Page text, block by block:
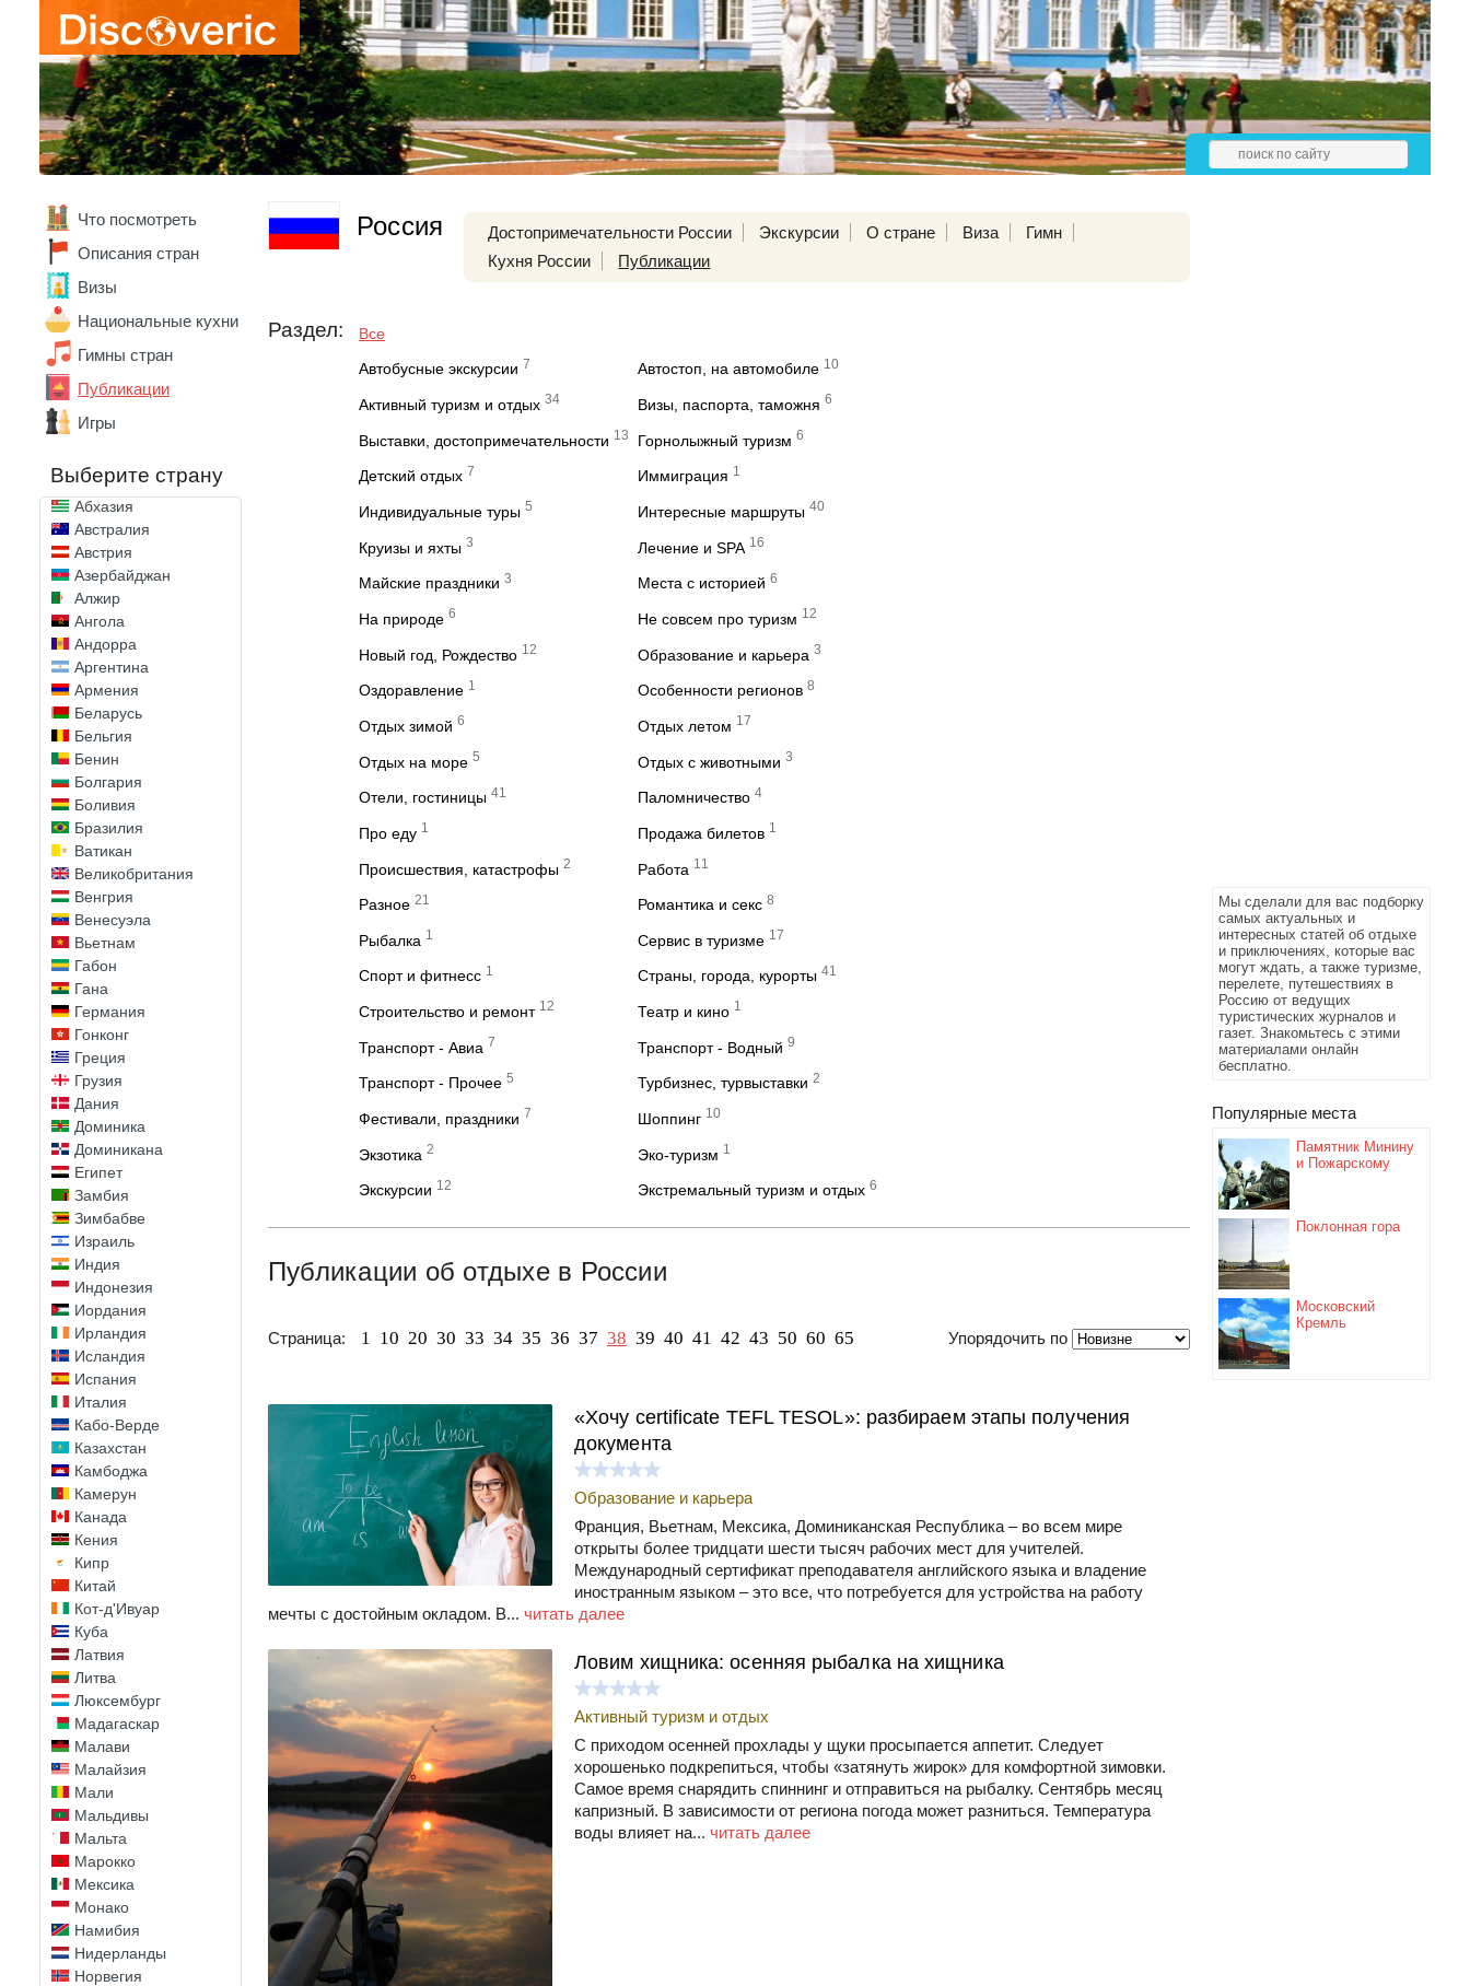
Что посмотреть
Описания стран
Визы
Национальные кухни
Гимны стран
Публикации
Игры
Выберите страну
Абхазия
Австралия
Австрия
Азербайджан
Алжир
Ангола
Андорра
Аргентина
Армения
Беларусь
Бельгия
Бенин
Болгария
Боливия
Бразилия
Ватикан
Великобритания
Венгрия
Венесуэла
Вьетнам
Габон
Гана
Германия
Гонконг
Греция
Грузия
Дания
Доминика
Доминикана
Египет
Замбия
Зимбабве
Израиль
Индия
Индонезия
Иордания
Ирландия
Исландия
Испания
Италия
Кабо-Верде
Казахстан
Камбоджа
Камерун
Канада
Кения
Кипр
Китай
Кот-д'Ивуар
Куба
Латвия
Литва
Люксембург
Мадагаскар
Малави
Малайзия
Мали
Мальдивы
Мальта
Марокко
Мексика
Монако
Намибия
Нидерланды
Норвегия
Мы сделали для вас подборку
самых актуальных и
интересных статей об отдыхе
и приключениях, которые вас
могут ждать, а также туризме,
перелете, путешествиях в
Россию от ведущих
туристических журналов и
газет. Знакомьтесь с этими
материалами онлайн
бесплатно.
Популярные места
Памятник Минину
и Пожарскому
Поклонная гора
Московский
Кремль
Россия Достопримечательности России Экскурсии О стране Виза
Гимн
Кухня России
Публикации
Раздел: Все
Автобусные экскурсии 7 Автостоп, на автомобиле 10
Активный туризм и отдых 34 Визы, паспорта, таможня 6
Выставки, достопримечательности 13 Горнолыжный туризм 6
Детский отдых 7 Иммиграция 1
Индивидуальные туры 5 Интересные маршруты 40
Круизы и яхты 3 Лечение и SPA 16
Майские праздники 3 Места с историей 6
На природе 6 Не совсем про туризм 12
Новый год, Рождество 12 Образование и карьера 3
Оздоравление 1 Особенности регионов 8
Отдых зимой 6 Отдых летом 17
Отдых на море 5 Отдых с животными 3
Отели, гостиницы 41 Паломничество 4
Про еду 1 Продажа билетов 1
Происшествия, катастрофы 2 Работа 11
Разное 21 Романтика и секс 8
Рыбалка 1 Сервис в туризме 17
Спорт и фитнесс 1 Страны, города, курорты 41
Строительство и ремонт 12 Театр и кино 1
Транспорт - Авиа 7 Транспорт - Водный 9
Транспорт - Прочее 5 Турбизнес, турвыставки 2
Фестивали, праздники 7 Шоппинг 10
Экзотика 2 Эко-туризм 1
Экскурсии 12 Экстремальный туризм и отдых 6
Публикации об отдыхе в России
Упорядочить по
Страница: 1 10 20 30 33 34 35 36 37 38 39 40 41 42 43 50 60 65
«Хочу certificate TEFL TESOL»: разбираем этапы получения
документа
Образование и карьера
Франция, Вьетнам, Мексика, Доминиканская Республика – во всем мире
открыты более тридцати шести тысяч рабочих мест для учителей.
Международный сертификат преподавателя английского языка и владение
иностранным языком – это все, что потребуется для устройства на работу
мечты с достойным окладом. В... читать далее
Ловим хищника: осенняя рыбалка на хищника
Активный туризм и отдых
С приходом осенней прохлады у щуки просыпается аппетит. Следует
хорошенько подкрепиться, чтобы «затянуть жирок» для комфортной зимовки.
Самое время снарядить спиннинг и отправиться на рыбалку. Сентябрь месяц
капризный. В зависимости от региона погода может разниться. Температура
воды влияет на... читать далее